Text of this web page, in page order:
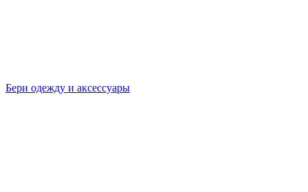
Бери одежду и аксессуары